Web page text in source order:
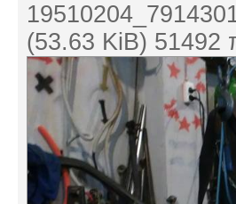
(53.63 KiB) 51492